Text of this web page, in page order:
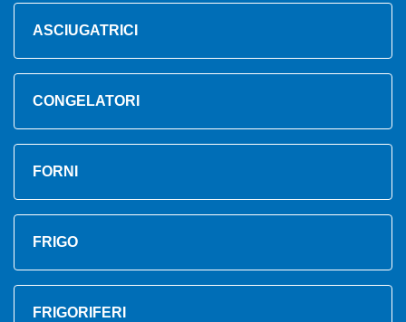
ASCIUGATRICI
CONGELATORI
FORNI
FRIGO
FRIGORIFERI